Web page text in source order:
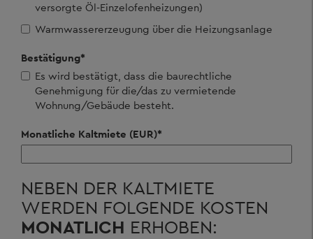
versorgte Öl-Einzelofenheizungen)
Warmwassererzeugung über die Heizungsanlage
Bestätigung*
Es wird bestätigt, dass die baurechtliche
Genehmigung für die/das zu vermietende
Wohnung/Gebäude besteht.
Monatliche Kaltmiete (EUR)*
NEBEN DER KALTMIETE
WERDEN FOLGENDE KOSTEN
MONATLICH ERHOBEN: